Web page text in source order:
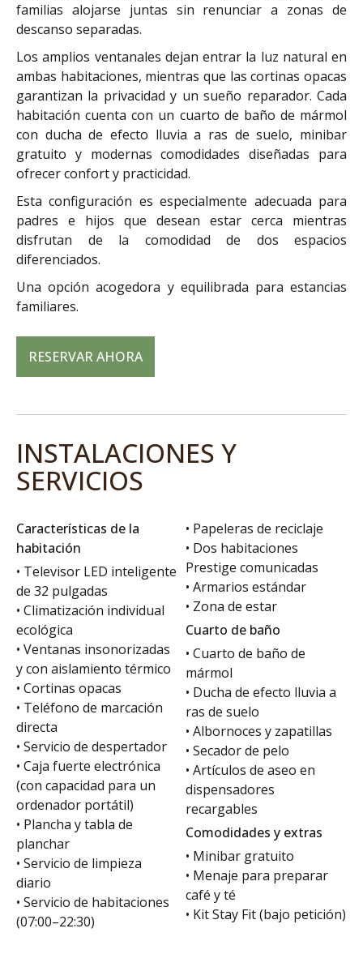
familias alojarse juntas sin renunciar a zonas de
descanso separadas.
Los amplios ventanales dejan entrar la luz natural en
ambas habitaciones, mientras que las cortinas opacas
garantizan la privacidad y un sueño reparador. Cada
habitación cuenta con un cuarto de baño de mármol
con ducha de efecto lluvia a ras de suelo, minibar
gratuito y modernas comodidades diseñadas para
ofrecer confort y practicidad.
Esta configuración es especialmente adecuada para
padres e hijos que desean estar cerca mientras
disfrutan de la comodidad de dos espacios
diferenciados.
Una opción acogedora y equilibrada para estancias
familiares.
RESERVAR AHORA
INSTALACIONES Y
SERVICIOS
Características de la
habitación
• Televisor LED inteligente
de 32 pulgadas
• Climatización individual
ecológica
• Ventanas insonorizadas
y con aislamiento térmico
• Cortinas opacas
• Teléfono de marcación
directa
• Servicio de despertador
• Caja fuerte electrónica
(con capacidad para un
ordenador portátil)
• Plancha y tabla de
planchar
• Servicio de limpieza
diario
• Servicio de habitaciones
(07:00–22:30)
• Papeleras de reciclaje
• Dos habitaciones
Prestige comunicadas
• Armarios estándar
• Zona de estar
Cuarto de baño
• Cuarto de baño de
mármol
• Ducha de efecto lluvia a
ras de suelo
• Albornoces y zapatillas
• Secador de pelo
• Artículos de aseo en
dispensadores
recargables
Comodidades y extras
• Minibar gratuito
• Menaje para preparar
café y té
• Kit Stay Fit (bajo petición)